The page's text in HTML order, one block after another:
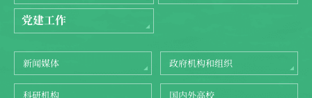
党建工作
新闻媒体 政府机构和组织
科研机构 国内外高校